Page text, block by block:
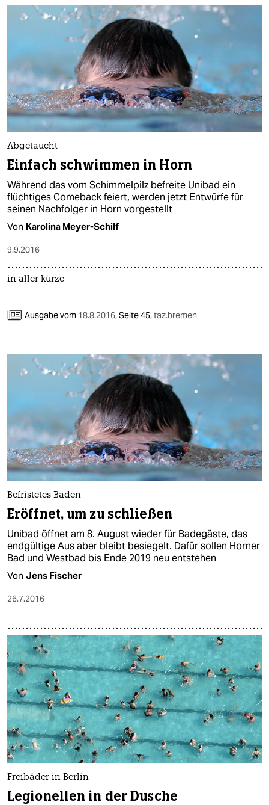
Abgetaucht
Einfach schwimmen in Horn
Während das vom Schimmelpilz befreite Unibad ein
flüchtiges Comeback feiert, werden jetzt Entwürfe für
seinen Nachfolger in Horn vorgestellt
Von Karolina Meyer-Schilf
9.9.2016
in aller kürze
Ausgabe vom 18.8.2016,Seite 45,taz.bremen
Befristetes Baden
Eröffnet, um zu schließen
Unibad öffnet am 8. August wieder für Badegäste, das
endgültige Aus aber bleibt besiegelt. Dafür sollen Horner
Bad und Westbad bis Ende 2019 neu entstehen
Von Jens Fischer
26.7.2016
Freibäder in Berlin
Legionellen in der Dusche